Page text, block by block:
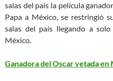
salas del país la película
Papa a México, se restringió
salas del país llegando a
México.
Ganadora del Oscar vetada en